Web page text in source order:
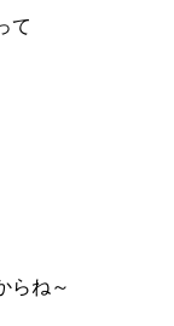
て
らね～